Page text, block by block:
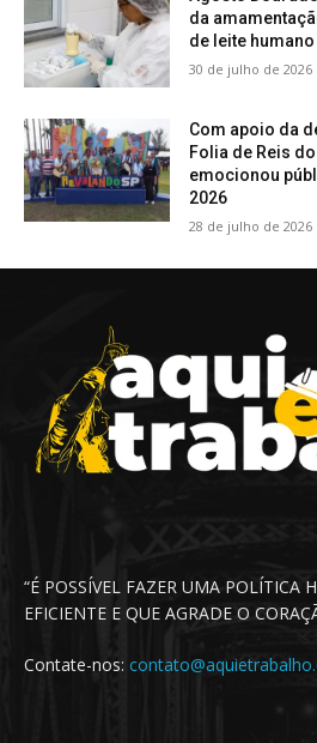
da
de leite
30 de julho de 2026
Com apoio da
Folia de Reis
emocionou
2026
28 de julho de 2026
“É POSSÍVEL FAZER UMA POLÍTICA
EFICIENTE E QUE AGRADE O
Contate-nos: